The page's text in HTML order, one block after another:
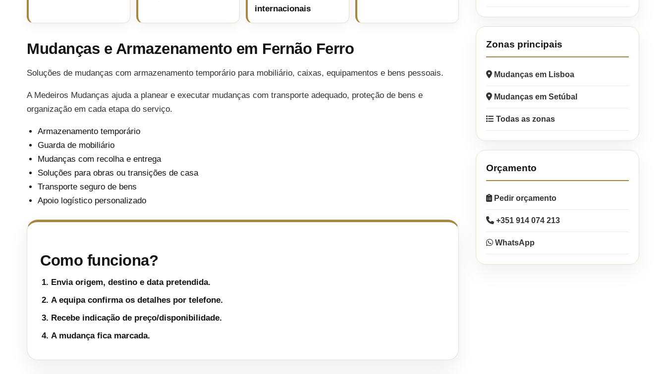
internacionais
Mudanças e Armazenamento em Fernão Ferro
Soluções de mudanças com armazenamento temporário para mobiliário, caixas, equipamentos e bens pessoais.
A Medeiros Mudanças ajuda a planear e executar mudanças com transporte adequado, proteção de bens e
organização em cada etapa do serviço.
Armazenamento temporário
Guarda de mobiliário
Mudanças com recolha e entrega
Soluções para obras ou transições de casa
Transporte seguro de bens
Apoio logístico personalizado
Como funciona?
Envia origem, destino e data pretendida.
A equipa confirma os detalhes por telefone.
Recebe indicação de preço/disponibilidade.
A mudança fica marcada.
Zonas principais
Mudanças em Lisboa
Mudanças em Setúbal
Todas as zonas
Orçamento
Pedir orçamento
+351 914 074 213
WhatsApp